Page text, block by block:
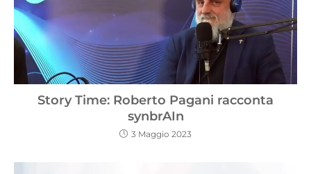
Story Time: Roberto Pagani racconta
synbrAIn
3 Maggio 2023